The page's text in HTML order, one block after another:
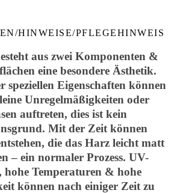
HINWEISE/PFLEGEHINWEIS
aus zwei Komponenten &
eine besondere Ästhetik.
speziellen Eigenschaften können
Unregelmäßigkeiten oder
auftreten, dies ist kein
Mit der Zeit können
die das Harz leicht matt
– ein normaler Prozess. UV-
hohe Temperaturen & hohe
können nach einiger Zeit zu